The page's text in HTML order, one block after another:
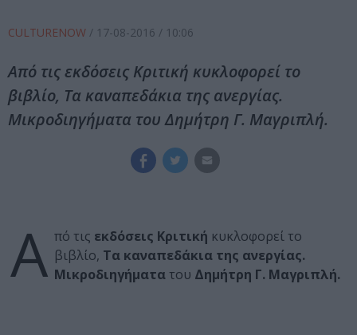
CULTURENOW / 17-08-2016 / 10:06
Από τις εκδόσεις Κριτική κυκλοφορεί το
βιβλίο, Τα καναπεδάκια της ανεργίας.
Μικροδιηγήματα του Δημήτρη Γ. Μαγριπλή.
Α πό τις εκδόσεις Κριτική κυκλοφορεί το
βιβλίο, Τα καναπεδάκια της ανεργίας.
Μικροδιηγήματα του Δημήτρη Γ. Μαγριπλή.